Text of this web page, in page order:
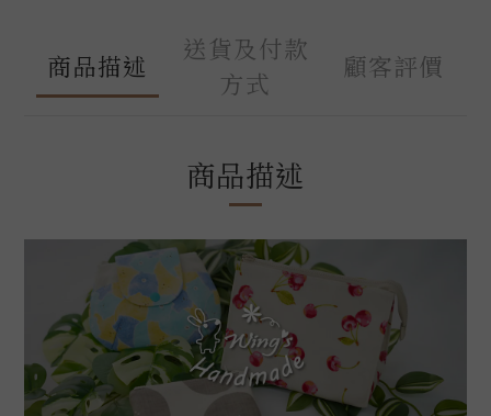
商品描述
送貨及付款
方式
顧客評價
商品描述